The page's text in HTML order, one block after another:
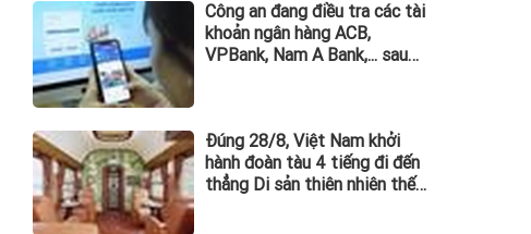
Công an đang điều tra các tài
khoản ngân hàng ACB,
VPBank, Nam A Bank,... sau
Đúng 28/8, Việt Nam khởi
hành đoàn tàu 4 tiếng đi đến
thẳng Di sản thiên nhiên thế